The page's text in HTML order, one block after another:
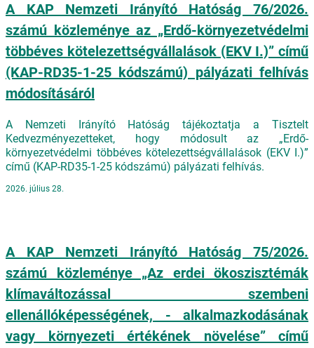
A KAP Nemzeti Irányító Hatóság 76/2026.
számú közleménye az „Erdő-környezetvédelmi
többéves kötelezettségvállalások (EKV I.)” című
(KAP-RD35-1-25 kódszámú) pályázati felhívás
módosításáról
A Nemzeti Irányító Hatóság tájékoztatja a Tisztelt
Kedvezményezetteket, hogy módosult az „Erdő-
környezetvédelmi többéves kötelezettségvállalások (EKV I.)”
című (KAP-RD35-1-25 kódszámú) pályázati felhívás.
2026. július 28.
A KAP Nemzeti Irányító Hatóság 75/2026.
számú közleménye „Az erdei ökoszisztémák
klímaváltozással szembeni
ellenállóképességének, - alkalmazkodásának
vagy környezeti értékének növelése” című